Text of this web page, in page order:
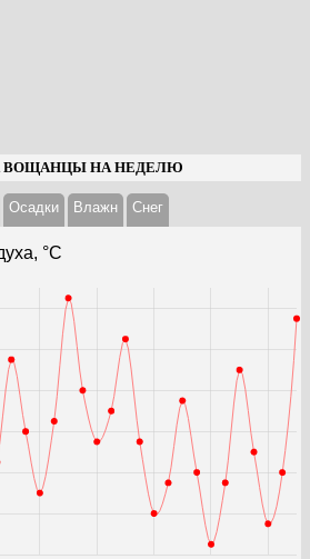
ВОЩАНЦЫ НА НЕДЕЛЮ
Осадки Влажн Cнег
°С